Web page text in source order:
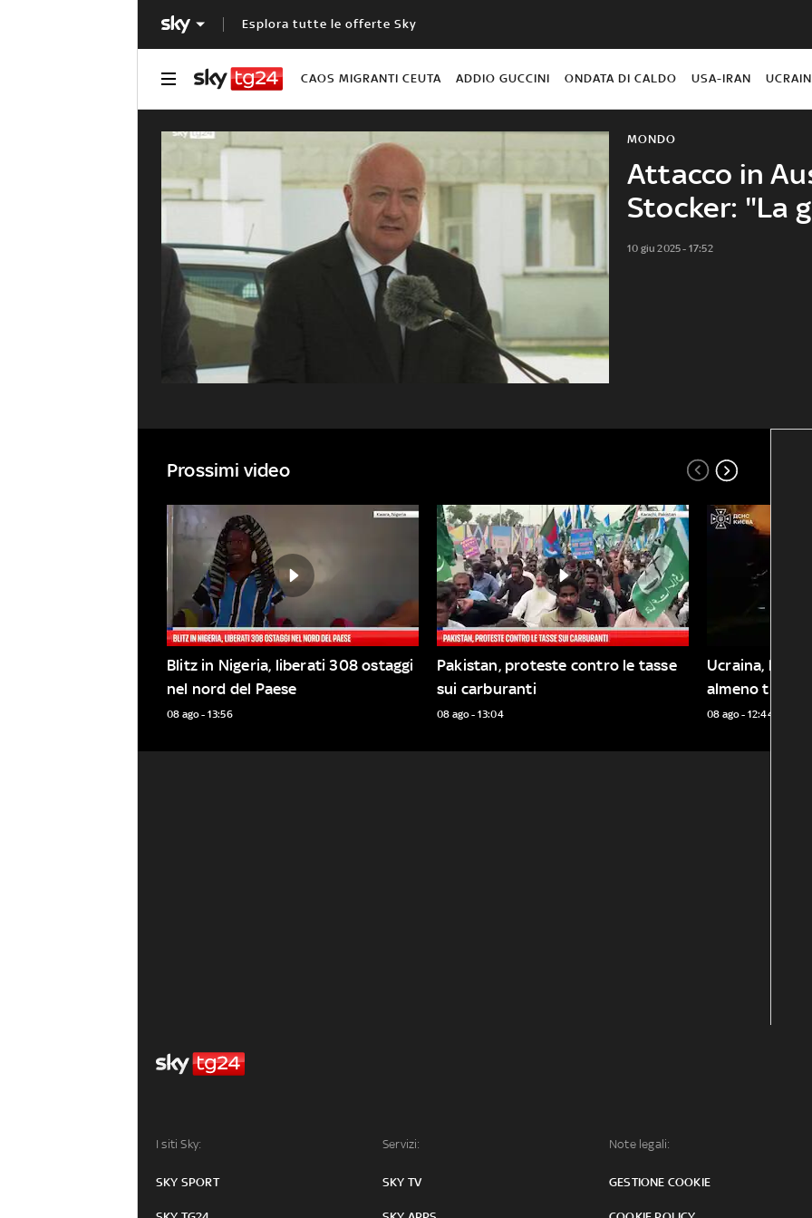
Esplora tutte le offerte Sky
CAOS MIGRANTI CEUTA ADDIO GUCCINI ONDATA DI CALDO USA-IRAN
Attacco in
Stocker: "La
MONDO
10 giu 2025 - 17:52
Prossimi video
Blitz in Nigeria, liberati 308 ostaggi
nel nord del Paese
08 ago - 13:56
Pakistan, proteste contro le tasse
sui carburanti
08 ago - 13:04
Ucraina,
almeno tre
08 ago - 12:44
I siti Sky:
SKY SPORT
Servizi:
SKY TV
Note legali:
GESTIONE COOKIE